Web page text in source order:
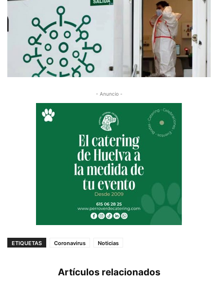
- Anuncio -
ETIQUETAS Coronavirus Noticias
Artículos relacionados